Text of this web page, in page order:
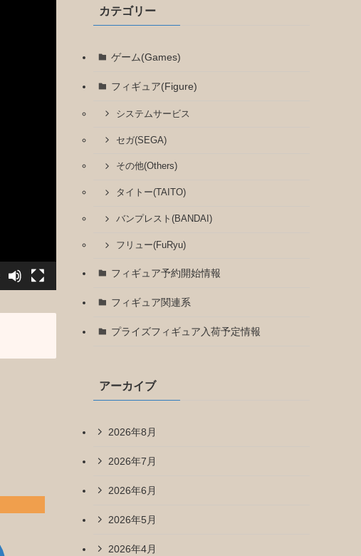
カテゴリー
ゲーム(Games)
フィギュア(Figure)
システムサービス
セガ(SEGA)
その他(Others)
タイトー(TAITO)
バンプレスト(BANDAI)
フリュー(FuRyu)
フィギュア予約開始情報
フィギュア関連系
プライズフィギュア入荷予定情報
アーカイブ
2026年8月
2026年7月
2026年6月
2026年5月
2026年4月